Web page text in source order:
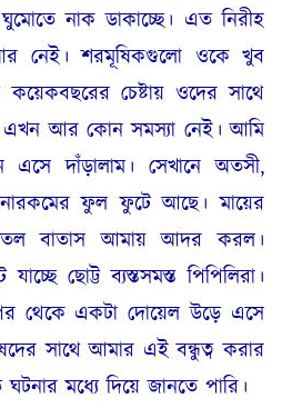
নাক ডাকাচ্ছে। এত নিরীহ
নেই। শরমূষিকগুলো ওকে খুব
চেষ্টায় ওদের সাথে
এখন আর কোন সমস্যা নেই। আমি
এসে দাঁড়ালাম। সেখানে অতসী,
ফুল ফুটে আছে। মায়ের
বাতাস আমায় আদর করল।
ছোট্ট ব্যস্তসমস্ত পিপিলিরা।
থেকে একটা দোয়েল উড়ে এসে
সাথে আমার এই বন্ধুত্ব করার
মধ্যে দিয়ে জানতে পারি।